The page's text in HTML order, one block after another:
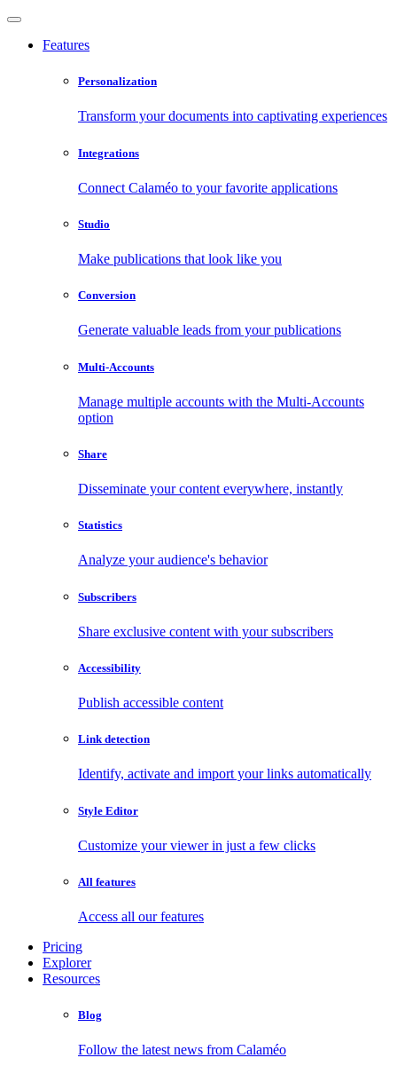
Features
Personalization
Transform your documents into captivating experiences
Integrations
Connect Calaméo to your favorite applications
Studio
Make publications that look like you
Conversion
Generate valuable leads from your publications
Multi-Accounts
Manage multiple accounts with the Multi-Accounts
option
Share
Disseminate your content everywhere, instantly
Statistics
Analyze your audience's behavior
Subscribers
Share exclusive content with your subscribers
Accessibility
Publish accessible content
Link detection
Identify, activate and import your links automatically
Style Editor
Customize your viewer in just a few clicks
All features
Access all our features
Pricing
Explorer
Resources
Blog
Follow the latest news from Calaméo